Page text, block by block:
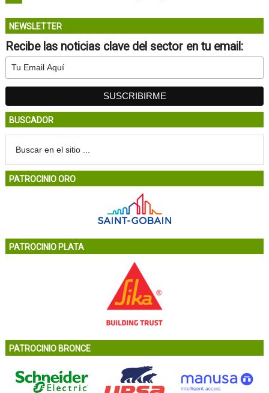
NEWSLETTER
Recibe las noticias clave del sector en tu email:
BUSCADOR
PATROCINIO ORO
PATROCINIO PLATA
PATROCINIO BRONCE